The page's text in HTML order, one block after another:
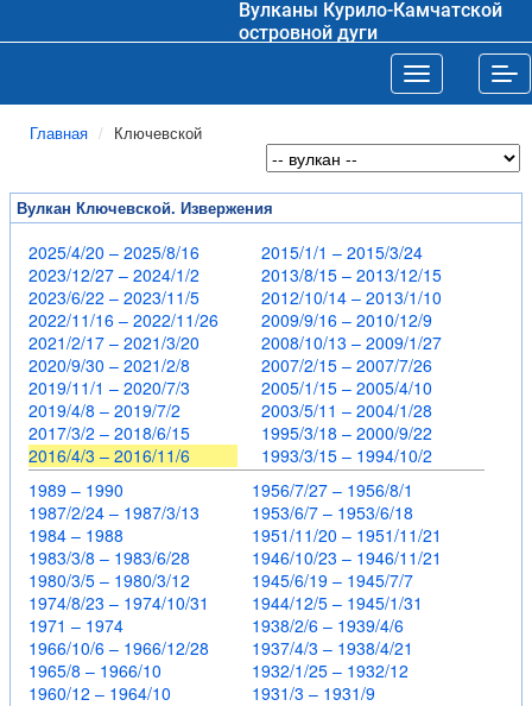
Вулканы Курило-Камчатской
островной дуги
Toggle
Главная Ключевской
Вулкан Ключевской. Извержения
2025/4/20 – 2025/8/16
2023/12/27 – 2024/1/2
2023/6/22 – 2023/11/5
2022/11/16 – 2022/11/26
2021/2/17 – 2021/3/20
2020/9/30 – 2021/2/8
2019/11/1 – 2020/7/3
2019/4/8 – 2019/7/2
2017/3/2 – 2018/6/15
2016/4/3 – 2016/11/6
2015/1/1 – 2015/3/24
2013/8/15 – 2013/12/15
2012/10/14 – 2013/1/10
2009/9/16 – 2010/12/9
2008/10/13 – 2009/1/27
2007/2/15 – 2007/7/26
2005/1/15 – 2005/4/10
2003/5/11 – 2004/1/28
1995/3/18 – 2000/9/22
1993/3/15 – 1994/10/2
1989 – 1990
1987/2/24 – 1987/3/13
1984 – 1988
1983/3/8 – 1983/6/28
1980/3/5 – 1980/3/12
1974/8/23 – 1974/10/31
1971 – 1974
1966/10/6 – 1966/12/28
1965/8 – 1966/10
1960/12 – 1964/10
1956/7/27 – 1956/8/1
1953/6/7 – 1953/6/18
1951/11/20 – 1951/11/21
1946/10/23 – 1946/11/21
1945/6/19 – 1945/7/7
1944/12/5 – 1945/1/31
1938/2/6 – 1939/4/6
1937/4/3 – 1938/4/21
1932/1/25 – 1932/12
1931/3 – 1931/9